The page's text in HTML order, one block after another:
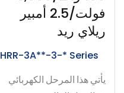
فولت/2.5 أمبير
ريلاي ريد
HRR-3A**-3-* Series
يأتي هذا المرحل الكهربائي